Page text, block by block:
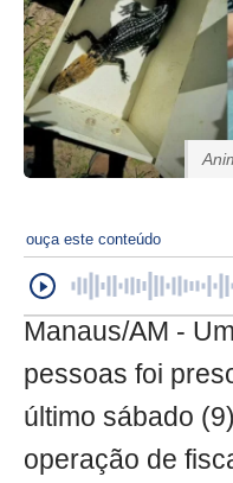
ouça este conteúdo
Manaus/AM -
pessoas foi
último sábado
operação de